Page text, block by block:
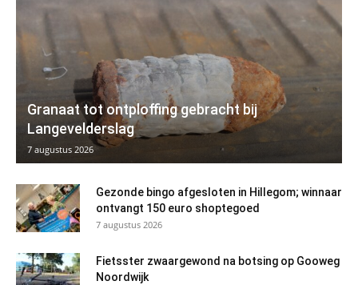
Granaat tot ontploffing gebracht bij
Langevelderslag
7 augustus 2026
Gezonde bingo afgesloten in Hillegom; winnaar
ontvangt 150 euro shoptegoed
7 augustus 2026
Fietsster zwaargewond na botsing op Gooweg
Noordwijk